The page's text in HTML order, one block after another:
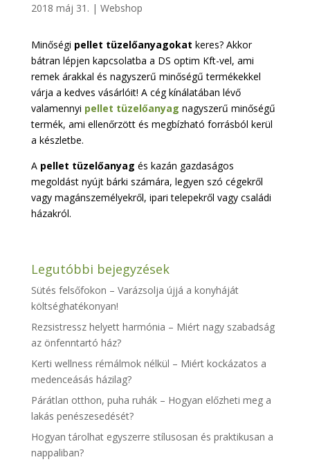
2018 máj 31. | Webshop
Minőségi pellet tüzelőanyagokat keres? Akkor
bátran lépjen kapcsolatba a DS optim Kft-vel, ami
remek árakkal és nagyszerű minőségű termékekkel
várja a kedves vásárlóit! A cég kínálatában lévő
valamennyi pellet tüzelőanyag nagyszerű minőségű
termék, ami ellenőrzött és megbízható forrásból kerül
a készletbe.
A pellet tüzelőanyag és kazán gazdaságos
megoldást nyújt bárki számára, legyen szó cégekről
vagy magánszemélyekről, ipari telepekről vagy családi
házakról.
Legutóbbi bejegyzések
Sütés felsőfokon – Varázsolja újjá a konyháját
költséghatékonyan!
Rezsistressz helyett harmónia – Miért nagy szabadság
az önfenntartó ház?
Kerti wellness rémálmok nélkül – Miért kockázatos a
medenceásás házilag?
Párátlan otthon, puha ruhák – Hogyan előzheti meg a
lakás penészesedését?
Hogyan tárolhat egyszerre stílusosan és praktikusan a
nappaliban?